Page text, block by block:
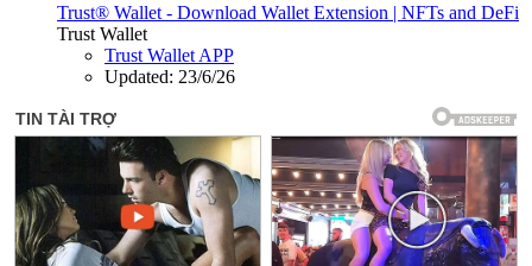
Trust® Wallet - Download Wallet Extension | NFTs and DeFi
Trust Wallet
Trust Wallet APP
Updated: 23/6/26